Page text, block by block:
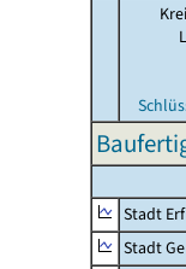
Stadt
Stadt